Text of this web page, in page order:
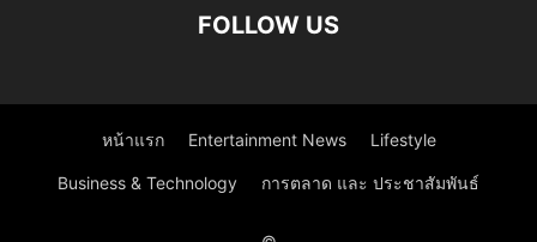
FOLLOW US
หน้าแรก Entertainment News Lifestyle
Business & Technology การตลาด และ ประชาสัมพันธ์